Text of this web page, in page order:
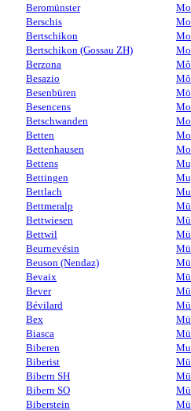
Beromünster
Berschis
Bertschikon
Bertschikon (Gossau ZH)
Berzona
Besazio
Besenbüren
Besencens
Betschwanden
Betten
Bettenhausen
Bettens
Bettingen
Bettlach
Bettmeralp
Bettwiesen
Bettwil
Beurnevésin
Beuson (Nendaz)
Bevaix
Bever
Bévilard
Bex
Biasca
Biberen
Biberist
Bibern SH
Bibern SO
Biberstein